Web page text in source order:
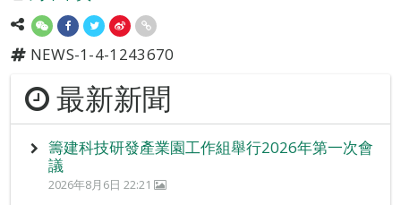
NEWS-1-4-1243670
最新新聞
籌建科技研發產業園工作組舉行2026年第一次會
議
2026年8月6日 22:21